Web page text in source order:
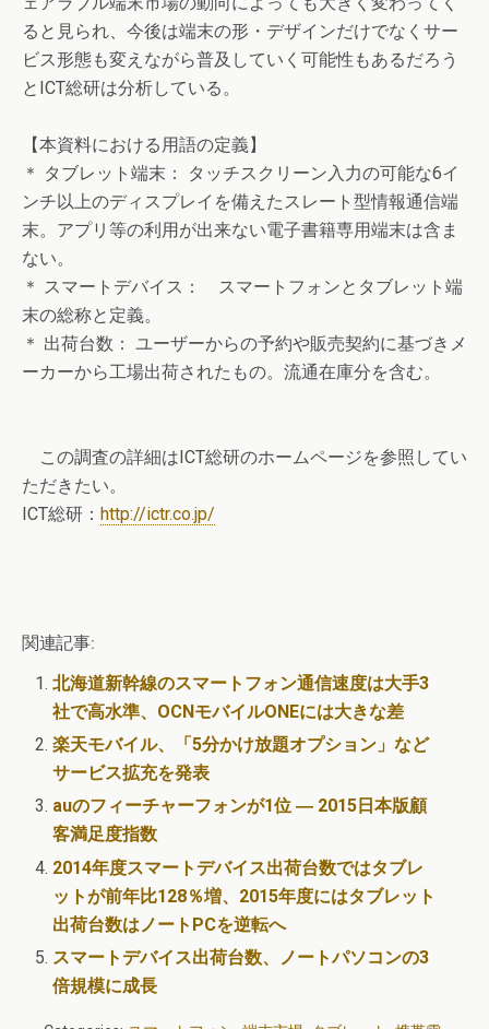
ると見られ、今後は端末の形・デザインだけでなくサー
ビス形態も変えながら普及していく可能性もあるだろう
とICT総研は分析している。
【本資料における用語の定義】
＊ タブレット端末： タッチスクリーン入力の可能な6イ
ンチ以上のディスプレイを備えたスレート型情報通信端
末。アプリ等の利用が出来ない電子書籍専用端末は含ま
ない。
＊ スマートデバイス： スマートフォンとタブレット端
末の総称と定義。
＊ 出荷台数： ユーザーからの予約や販売契約に基づきメ
ーカーから工場出荷されたもの。流通在庫分を含む。
この調査の詳細はICT総研のホームページを参照してい
ただきたい。
ICT総研： http://ictr.co.jp/
関連記事:
北海道新幹線のスマートフォン通信速度は大手3
社で高水準、OCNモバイルONEには大きな差
楽天モバイル、「5分かけ放題オプション」など
サービス拡充を発表
auのフィーチャーフォンが1位 ― 2015日本版顧
客満足度指数
2014年度スマートデバイス出荷台数ではタブレ
ットが前年比128％増、2015年度にはタブレット
出荷台数はノートPCを逆転へ
スマートデバイス出荷台数、ノートパソコンの3
倍規模に成長